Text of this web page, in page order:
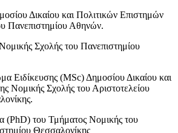
Δικαίου και Πολιτικών Επιστημών
Πανεπιστημίου Αθηνών.
Σχολής του Πανεπιστημίου
Ειδίκευσης (MSc) Δημοσίου Δικαίου και
Νομικής Σχολής του Αριστοτελείου
(PhD) του Τμήματος Νομικής του
Θεσσαλονίκης